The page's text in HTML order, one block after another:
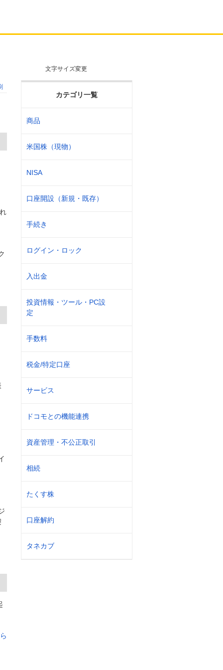
文字サイズ変更
カテゴリ一覧
商品
米国株（現物）
NISA
口座開設（新規・既存）
手続き
ログイン・ロック
入出金
投資情報・ツール・PC設
定
手数料
税金/特定口座
サービス
ドコモとの機能連携
資産管理・不公正取引
相続
たくす株
口座解約
タネカブ